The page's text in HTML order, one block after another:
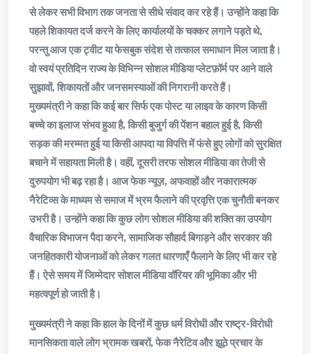
से लेकर सभी विभाग तक जनता से सीधे संवाद कर रहे हैं। उन्होंने कहा कि
पहले शिकायत दर्ज करने के लिए कार्यालयों के चक्कर लगाने पड़ते थे,
परन्तु आज एक ट्वीट या फेसबुक संदेश से तत्काल समाधान मिल जाता है।
वो स्वयं प्रतिदिन राज्य के विभिन्न सोशल मीडिया प्लेटफ़ॉर्म पर आने वाले
सुझावों, शिकायतों और जनसमस्याओं की निगरानी करते हैं।
मुख्यमंत्री ने कहा कि कई बार सिर्फ एक पोस्ट या लाइव के कारण किसी
बच्चे का इलाज संभव हुआ है, किसी बुजुर्ग की पेंशन बहाल हुई है, किसी
सड़क की मरम्मत हुई या किसी आपदा या विपत्ति में फंसे हुए लोगों को सुरक्षित
बचाने में सहायता मिली है। वहीं, दूसरी तरफ सोशल मीडिया का तेजी से
दुरुपयोग भी बढ़ रहा है। आज फेक न्यूज़, अफवाहों और नकारात्मक
नैरेटिव्स के माध्यम से समाज में भ्रम फैलाने की प्रवृत्ति एक चुनौती बनकर
उभरी है। उन्होंने कहा कि कुछ लोग सोशल मीडिया की शक्ति का उपयोग
वैचारिक विभाजन पैदा करने, सामाजिक सौहार्द बिगाड़ने और सरकार की
जनहितकारी योजनाओं को लेकर गलत धारणाएँ फैलाने के लिए भी कर रहे
हैं। ऐसे समय में जिम्मेदार सोशल मीडिया वॉरियर की भूमिका और भी
महत्वपूर्ण हो जाती है।
मुख्यमंत्री ने कहा कि हाल के दिनों में कुछ धर्म विरोधी और राष्ट्र-विरोधी
मानसिकता वाले लोग भ्रामक खबरों, फेक नैरेटिव और झूठे प्रचार के